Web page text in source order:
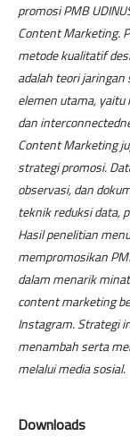
promosi PMB
Content Marketing.
metode kualitatif
adalah teori
elemen utama,
dan
Content Marketing
strategi promosi.
observasi, dan
teknik reduksi data,
Hasil penelitian
mempromosikan
dalam menarik
content marketing
Instagram. Strategi
menambah serta
melalui media sosial.
Downloads